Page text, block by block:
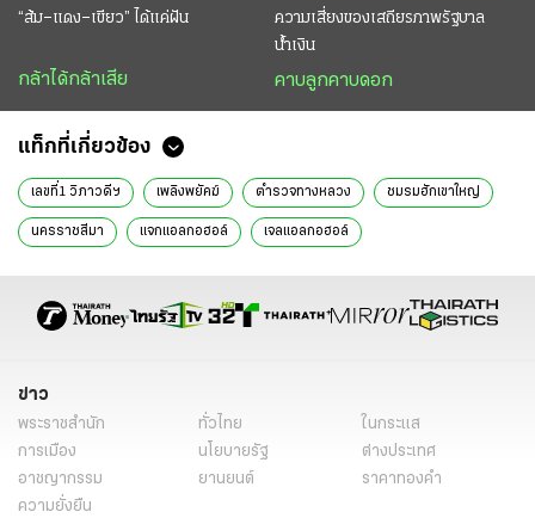
“ส้ม–แดง–เขียว” ได้แค่ฝัน
กล้าได้กล้าเสีย
ความเสี่ยงของเสถียรภาพรัฐบาล
น้ำเงิน
คาบลูกคาบดอก
แท็กที่เกี่ยวข้อง
เลขที่1 วิภาวดีฯ เพลิงพยัคฆ์ ตำรวจทางหลวง ชมรมฮักเขาใหญ่
นครราชสีมา แจกแอลกอฮอล์ เจลแอลกอฮอล์
ข่าว
พระราชสำนัก ทั่วไทย
ในกระแส
การเมือง
นโยบายรัฐ
ต่างประเทศ
อาชญากรรม
ยานยนต์
ราคาทองคำ
ความยั่งยืน